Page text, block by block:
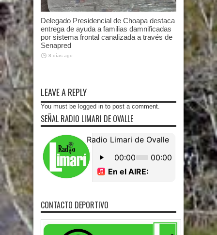
Delegado Presidencial de Choapa destaca
entrega de ayuda a familias damnificadas
por sistema frontal canalizada a través de
Senapred
8 días ago
LEAVE A REPLY
You must be logged in to post a comment.
SEÑAL RADIO LIMARI DE OVALLE
CONTACTO DEPORTIVO